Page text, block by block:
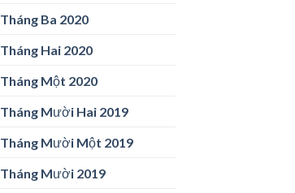
Tháng Ba 2020
Tháng Hai 2020
Tháng Một 2020
Tháng Mười Hai 2019
Tháng Mười Một 2019
Tháng Mười 2019